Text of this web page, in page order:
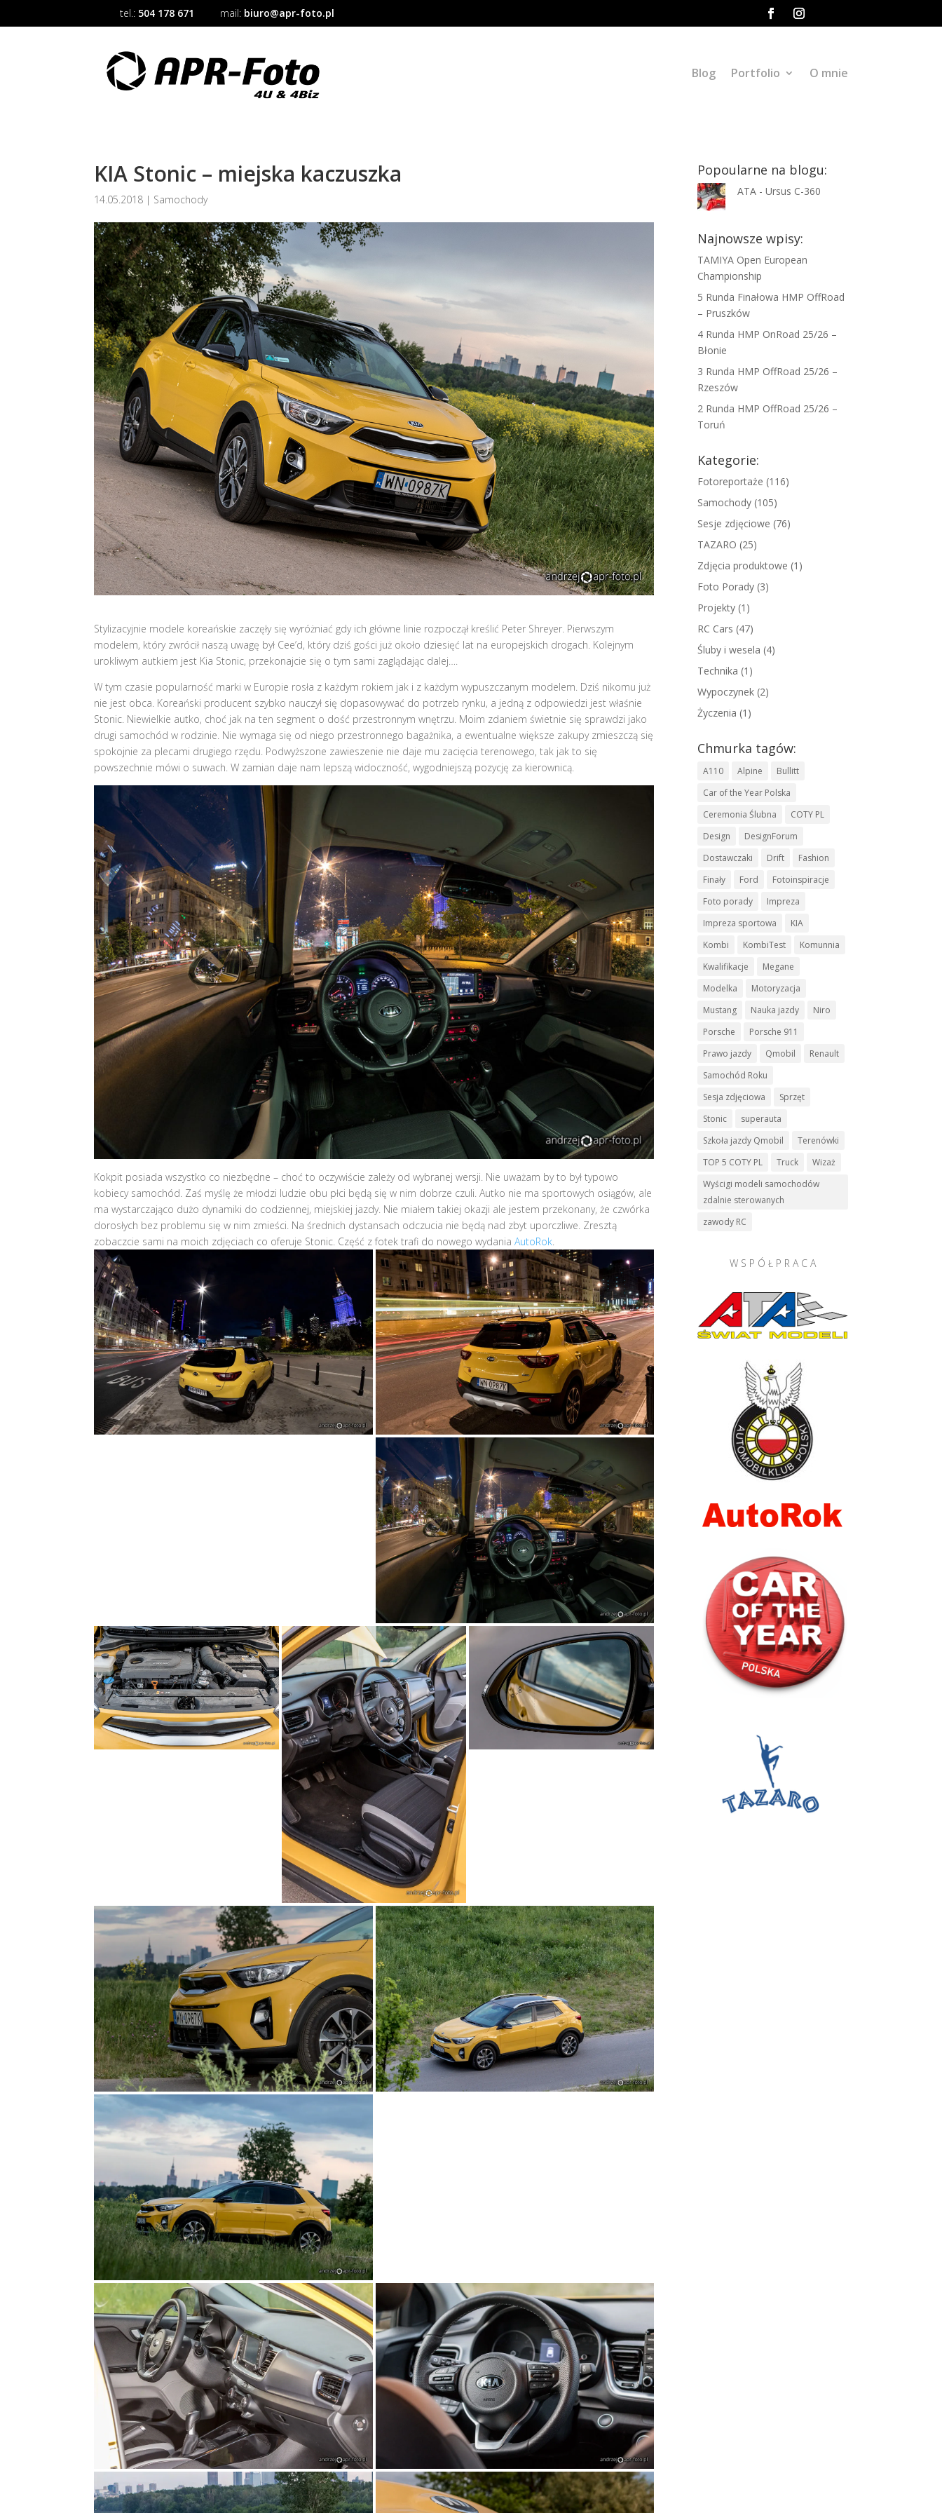
tel.: 504 178 671 mail: biuro@apr-foto.pl
Blog Portfolio O mnie
KIA Stonic – miejska kaczuszka
14.05.2018 | Samochody
Stylizacyjnie modele koreańskie zaczęły się wyróżniać gdy ich główne linie rozpoczął kreślić Peter Shreyer. Pierwszym
modelem, który zwrócił naszą uwagę był Cee’d, który dziś gości już około dziesięć lat na europejskich drogach. Kolejnym
urokliwym autkiem jest Kia Stonic, przekonajcie się o tym sami zaglądając dalej….
W tym czasie popularność marki w Europie rosła z każdym rokiem jak i z każdym wypuszczanym modelem. Dziś nikomu już
nie jest obca. Koreański producent szybko nauczył się dopasowywać do potrzeb rynku, a jedną z odpowiedzi jest właśnie
Stonic. Niewielkie autko, choć jak na ten segment o dość przestronnym wnętrzu. Moim zdaniem świetnie się sprawdzi jako
drugi samochód w rodzinie. Nie wymaga się od niego przestronnego bagażnika, a ewentualne większe zakupy zmieszczą się
spokojnie za plecami drugiego rzędu. Podwyższone zawieszenie nie daje mu zacięcia terenowego, tak jak to się
powszechnie mówi o suwach. W zamian daje nam lepszą widoczność, wygodniejszą pozycję za kierownicą.
Kokpit posiada wszystko co niezbędne – choć to oczywiście zależy od wybranej wersji. Nie uważam by to był typowo
kobiecy samochód. Zaś myślę że młodzi ludzie obu płci będą się w nim dobrze czuli. Autko nie ma sportowych osiągów, ale
ma wystarczająco dużo dynamiki do codziennej, miejskiej jazdy. Nie miałem takiej okazji ale jestem przekonany, że czwórka
dorosłych bez problemu się w nim zmieści. Na średnich dystansach odczucia nie będą nad zbyt uporczliwe. Zresztą
zobaczcie sami na moich zdjęciach co oferuje Stonic. Część z fotek trafi do nowego wydaniaAutoRok
Popoularne na blogu:
ATA - Ursus C-360
Najnowsze wpisy:
TAMIYA Open European
Championship
5 Runda Finałowa HMP OffRoad
– Pruszków
4 Runda HMP OnRoad 25/26 –
Błonie
3 Runda HMP OffRoad 25/26 –
Rzeszów
2 Runda HMP OffRoad 25/26 –
Toruń
Kategorie:
Fotoreportaże (116)
Samochody(105)
Sesje zdjęciowe (76)
TAZARO (25)
Zdjęcia produktowe (1)
Foto Porady(3)
Projekty(1)
RC Cars (47)
Śluby i wesela (4)
Technika (1)
Wypoczynek(2)
Życzenia (1)
Chmurka tagów:
A110 Alpine
Bullitt
Car of the Year Polska
Ceremonia Ślubna
COTY PL
Design
DesignForum
Dostawczaki
Drift
Fashion
Finały
Ford
Fotoinspiracje
Foto porady
Impreza
Impreza sportowa
KIA
Kombi
KombiTest
Komunnia
Kwalifikacje
Megane
Modelka
Motoryzacja
Mustang
Nauka jazdy
Niro
Porsche
Porsche 911
Prawo jazdy
Qmobil
Renault
Samochód Roku
Sesja zdjęciowa
Sprzęt
Stonic
superauta
Szkoła jazdy Qmobil
Terenówki
TOP 5 COTY PL
Truck
Wizaż
Wyścigi modeli samochodów
zdalnie sterowanych
zawody RC
W S P Ó Ł P R A C A